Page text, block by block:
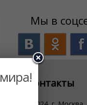
Мы в
Контакты